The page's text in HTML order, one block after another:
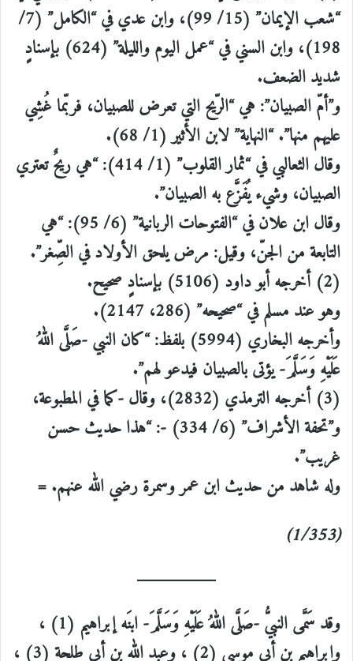
“شعب الإيمان” (15/ 99)، وابن عدي في “الكامل” (7/
198)، وابن السني في “عمل اليوم والليلة” (624) بإسنادٍ
شديد الضعف.
و”أمّ الصبيان”: هي “الرّيح التي تعرض للصبيان، فربّما غُشِي
عليهم منها”. “النهاية” لابن الأثير (1/ 68).
وقال الثعالبي في “ثمار القلوب” (1/ 414): “هي ريحٌ تعتري
الصبيان، وشيء يُفَزَّع به الصبيان”.
وقال ابن علان في “الفتوحات الربانية” (6/ 95): “هي
التابعة من الجنّ، وقيل: مرض يلحق الأولاد في الصِّغر”.
(2) أخرجه أبو داود (5106) بإسنادٍ صحيح.
وهو عند مسلم في “صحيحه” (286، 2147).
وأخرجه البخاري (5994) بلفظ: “كان النبي -صَلَّى اللهُ
عَلَيْهِ وَسَلَّمَ- يؤتى بالصبيان فيدعو لهم”.
(3) أخرجه الترمذي (2832)، وقال -كما في المطبوعة،
و”تحفة الأشراف” (6/ 334) -: “هذا حديث حسن
غريب”.
وله شاهد من حديث ابن عمر وسمرة رضي الله عنهم. =
(1/353)
وقد سَمَّى النبيُّ -صَلَّى اللهُ عَلَيْهِ وَسَلَّمَ- ابنَه إبراهيم (1) ،
وإبراهيم بن أبي موسى (2) ، وعبد الله بن أبي طلحة (3) ،